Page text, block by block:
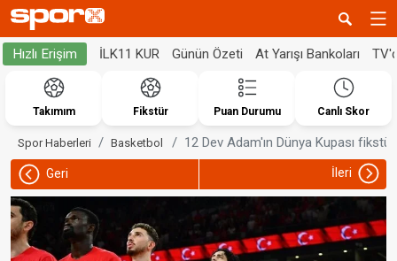
Hızlı Erişim İLK11 KUR Günün Özeti At Yarışı Bankoları
Takımım Fikstür Puan Durumu Canlı Skor
Spor Haberleri Basketbol 12 Dev Adam'ın Dünya Kupası
Geri İleri